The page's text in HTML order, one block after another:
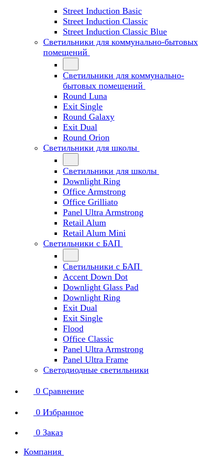
Street Induction Basic
Street Induction Classic
Street Induction Classic Blue
Светильники для коммунально-бытовых
помещений
Светильники для коммунально-
бытовых помещений
Round Luna
Exit Single
Round Galaxy
Exit Dual
Round Orion
Светильники для школы
Светильники для школы
Downlight Ring
Office Armstrong
Office Grilliato
Panel Ultra Armstrong
Retail Alum
Retail Alum Mini
Светильники с БАП
Светильники с БАП
Accent Down Dot
Downlight Glass Pad
Downlight Ring
Exit Dual
Exit Single
Flood
Office Classic
Panel Ultra Armstrong
Panel Ultra Frame
Светодиодные светильники
0 Сравнение
0 Избранное
0 Заказ
Компания